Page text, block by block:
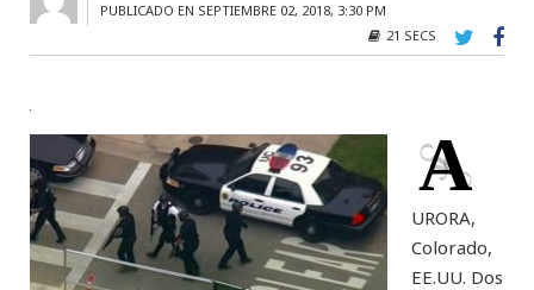
PUBLICADO EN SEPTIEMBRE 02, 2018, 3:30 PM
21 SECS
A
URORA,
Colorado,
EE.UU. Dos